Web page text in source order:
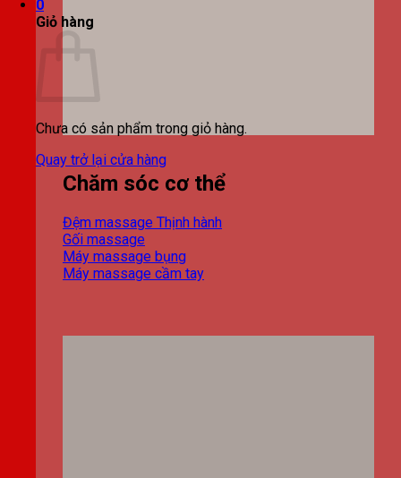
0
Giỏ hàng
Chưa có sản phẩm trong giỏ hàng.
Quay trở lại cửa hàng
Chăm sóc cơ thể
Đệm massage
Gối massage
Máy massage bụng
Máy massage cầm tay